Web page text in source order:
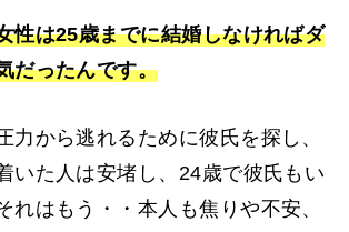
性は25歳までに結婚しなければダ
だったんです。
力から逃れるために彼氏を探し、
いた人は安堵し、24歳で彼氏もい
れはもう・・本人も焦りや不安、